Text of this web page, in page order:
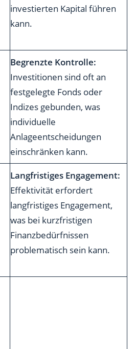
investierten Kapital führen
kann.
Begrenzte Kontrolle:
Investitionen sind oft an
festgelegte Fonds oder
Indizes gebunden, was
individuelle
Anlageentscheidungen
einschränken kann.
Langfristiges Engagement:
Effektivität erfordert
langfristiges Engagement,
was bei kurzfristigen
Finanzbedürfnissen
problematisch sein kann.